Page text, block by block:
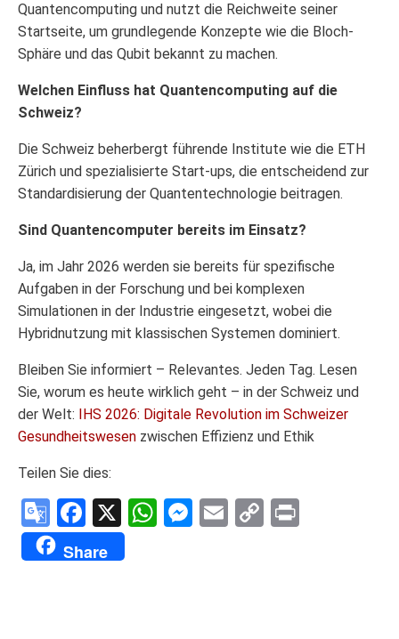
Quantencomputing und nutzt die Reichweite seiner
Startseite, um grundlegende Konzepte wie die Bloch-
Sphäre und das Qubit bekannt zu machen.
Welchen Einfluss hat Quantencomputing auf die
Schweiz?
Die Schweiz beherbergt führende Institute wie die ETH
Zürich und spezialisierte Start-ups, die entscheidend zur
Standardisierung der Quantentechnologie beitragen.
Sind Quantencomputer bereits im Einsatz?
Ja, im Jahr 2026 werden sie bereits für spezifische
Aufgaben in der Forschung und bei komplexen
Simulationen in der Industrie eingesetzt, wobei die
Hybridnutzung mit klassischen Systemen dominiert.
Bleiben Sie informiert – Relevantes. Jeden Tag. Lesen
Sie, worum es heute wirklich geht – in der Schweiz und
der Welt:
IHS 2026: Digitale Revolution im Schweizer
Gesundheitswesen zwischen Effizienz und Ethik
Teilen Sie dies:
Google
Translate
Facebook
X WhatsApp
Messenger
Email
Copy
Share